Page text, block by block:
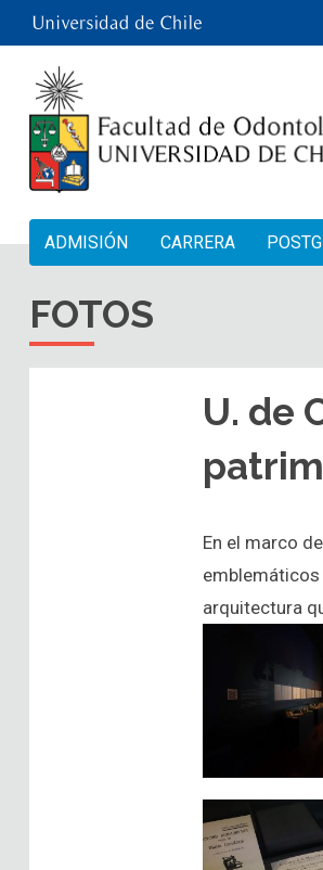
ADMISIÓN CARRERA
FOTOS
U. de
En el marco
arquitectura
Zoom